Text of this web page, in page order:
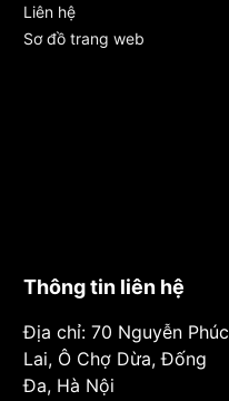
Liên hệ
Sơ đồ trang web
Thông tin liên hệ
Địa chỉ: 70 Nguyễn Phúc
Lai, Ô Chợ Dừa, Đống
Đa, Hà Nội